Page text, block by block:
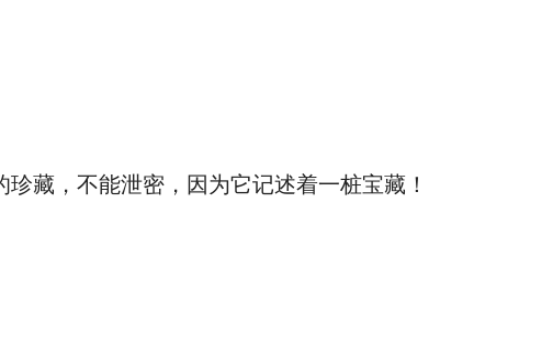
藏，不能泄密，因为它记述着一桩宝藏！